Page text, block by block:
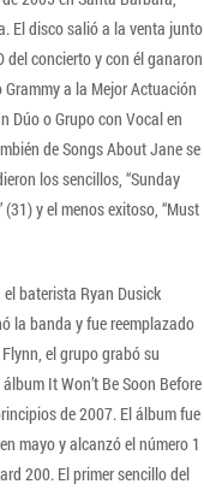
El disco salió a la venta junto
del concierto y con él ganaron
Grammy a la Mejor Actuación
Dúo o Grupo con Vocal en
de Songs About Jane se
los sencillos, “Sunday
(31) y el menos exitoso, “Must
el baterista Ryan Dusick
la banda y fue reemplazado
el grupo grabó su
It Won’t Be Soon Before
de 2007. El álbum fue
mayo y alcanzó el número 1
200. El primer sencillo del